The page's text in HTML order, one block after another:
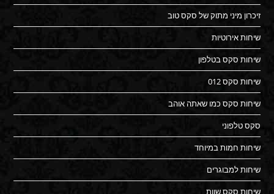
זיכרון מיני מתוק של סקס טוב
שיחות אירוטיות
שיחות סקס בטלפון
שיחות סקס 012
שיחות סקס כמו שאתה אוהב
סקס טלפוני
שיחות חמות במיוחד
שיחות למבוגרים
שיחות סקס שוות